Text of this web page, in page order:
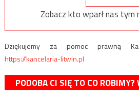
Zobacz kto wparł nas tym
Dziękujemy za pomoc prawną
https://kancelaria-litwin.pl
PODOBA CI SIĘ TO CO ROBIMY?